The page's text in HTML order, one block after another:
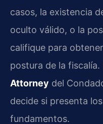
casos, la existencia
oculto válido, o la
califique para
postura de la fiscalía.
Attorney del
decide si presenta
fundamentos.